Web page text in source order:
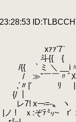
ミ･
〃
⌒ー-
13日に
ﾄ
x ﾄ､ ! 連
r' ｘ: